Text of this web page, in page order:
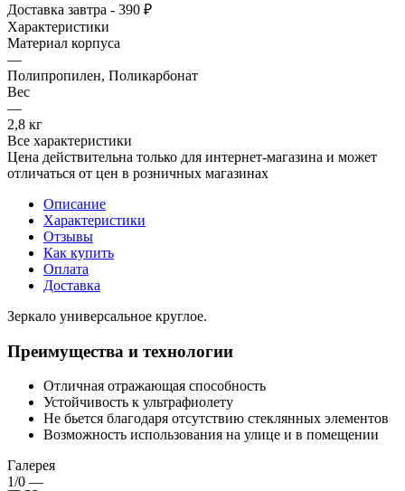
Доставка завтра - 390 ₽
Характеристики
Материал корпуса
—
Полипропилен, Поликарбонат
Вес
—
2,8 кг
Все характеристики
Цена действительна только для интернет-магазина и может
отличаться от цен в розничных магазинах
Описание
Характеристики
Отзывы
Как купить
Оплата
Доставка
Зеркало универсальное круглое.
Преимущества и технологии
Отличная отражающая способность
Устойчивость к ультрафиолету
Не бьется благодаря отсутствию стеклянных элементов
Возможность использования на улице и в помещении
Галерея
1/0 —